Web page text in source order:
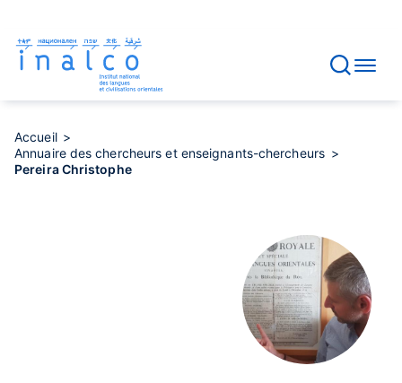
contenu
principal
Accueil
Annuaire des chercheurs et enseignants-chercheurs
Pereira Christophe